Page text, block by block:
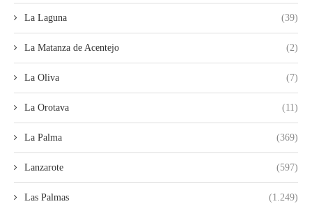
La Laguna (39)
La Matanza de Acentejo (2)
La Oliva (7)
La Orotava (11)
La Palma (369)
Lanzarote (597)
Las Palmas (1.249)